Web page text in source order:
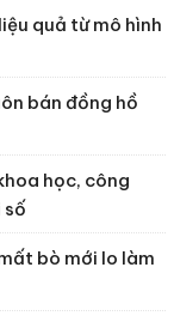
quả từ mô hình
bán đồng hồ
học, công
số
bò mới lo làm